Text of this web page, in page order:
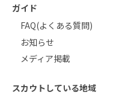
ガイド
FAQ(よくある質問)
お知らせ
メディア掲載
スカウトしている地域